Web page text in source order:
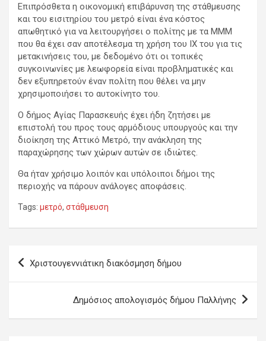
Επιπρόσθετα η οικονομική επιβάρυνση της στάθμευσης
και του εισιτηρίου του μετρό είναι ένα κόστος
απωθητικό για να λειτουργήσει ο πολίτης με τα ΜΜΜ
που θα έχει σαν αποτέλεσμα τη χρήση του ΙΧ του για τις
μετακινήσεις του, με δεδομένο ότι οι τοπικές
συγκοινωνίες με λεωφορεία είναι προβληματικές και
δεν εξυπηρετούν έναν πολίτη που θέλει να μην
χρησιμοποιήσει το αυτοκίνητο του.
Ο δήμος Αγίας Παρασκευής έχει ήδη ζητήσει με
επιστολή του προς τους αρμόδιους υπουργούς και την
διοίκηση της Αττικό Μετρό, την ανάκληση της
παραχώρησης των χώρων αυτών σε ιδιώτες.
Θα ήταν χρήσιμο λοιπόν και υπόλοιποι δήμοι της
περιοχής να πάρουν ανάλογες αποφάσεις.
Tags: μετρό, στάθμευση
Πλοήγηση
άρθρων
Χριστουγεννιάτικη διακόσμηση δήμου
Δημόσιος απολογισμός δήμου Παλλήνης